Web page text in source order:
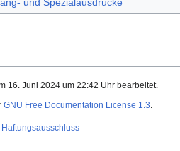
und Spezialausdrücke
16. Juni 2024 um 22:42 Uhr bearbeitet.
GNU Free Documentation License 1.3.
Haftungsausschluss